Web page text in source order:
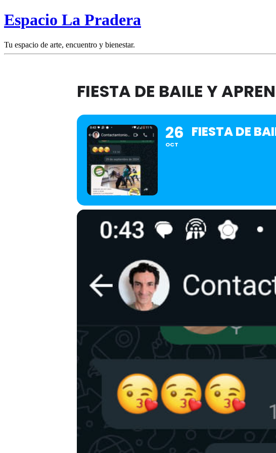
Espacio La Pradera
Tu espacio de arte, encuentro y bienestar.
FIESTA DE BAILE Y
26
OCT
FIESTA DE